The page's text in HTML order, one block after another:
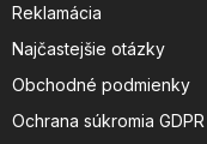
Reklamácia
Najčastejšie otázky
Obchodné podmienky
Ochrana súkromia GDPR